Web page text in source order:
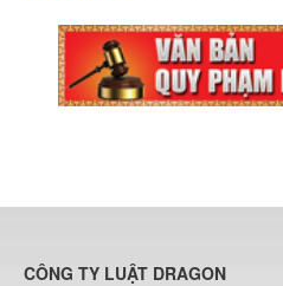
CÔNG TY LUẬT DRAGON